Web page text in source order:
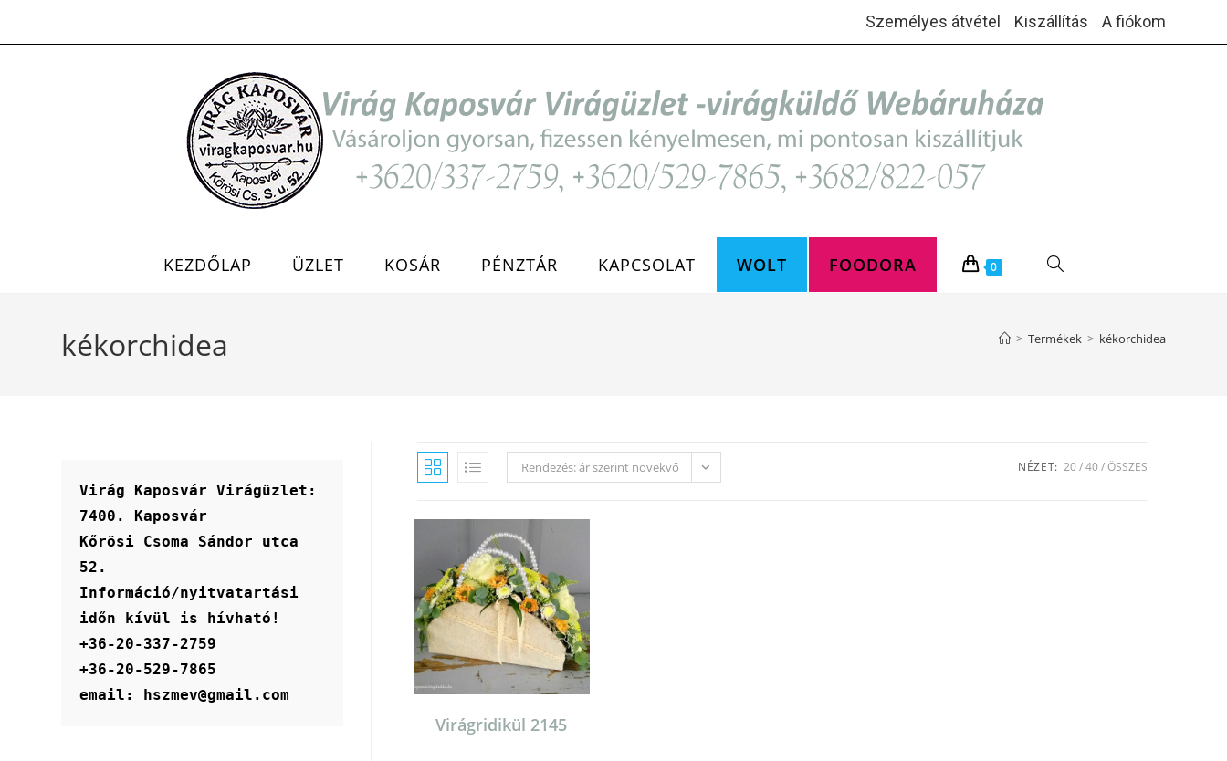
Személyes átvétel Kiszállítás A fiókom
KEZDŐLAP ÜZLET KOSÁR PÉNZTÁR KAPCSOLAT WOLT FOODORA 0 TOGGLE
kékorchidea > Termékek > kékorchidea
Rendezés: ár szerint növekvő NÉZET: 20 40 ÖSSZES
Virágridikül 2145
Virág Kaposvár Virágüzlet:
7400. Kaposvár
Kőrösi Csoma Sándor utca
52.
Információ/nyitvatartási
időn kívül is hívható!
+36-20-337-2759
+36-20-529-7865
email: hszmev@gmail.com